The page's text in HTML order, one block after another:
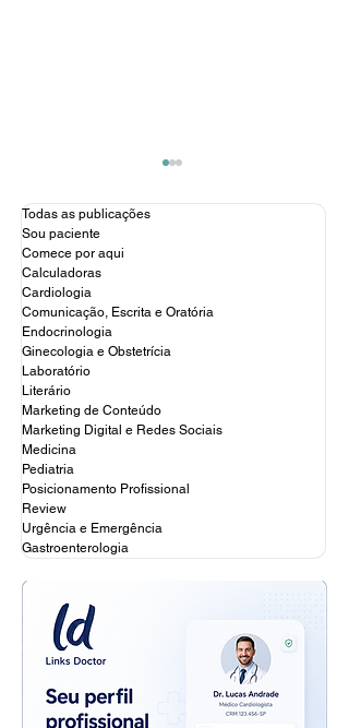
Anvisa proíbe uso de
fenol em procedimentos
de saúde e estéticos
Todas as publicações
Sou paciente
Comece por aqui
Calculadoras
Cardiologia
Comunicação, Escrita e Oratória
Endocrinologia
Ginecologia e Obstetrícia
Laboratório
Literário
Marketing de Conteúdo
Marketing Digital e Redes Sociais
Medicina
Pediatria
Posicionamento Profissional
Review
Urgência e Emergência
Gastroenterologia